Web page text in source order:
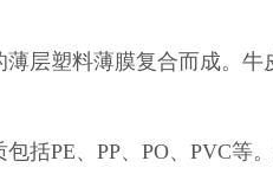
层塑料薄膜复合而成。
括PE、PP、PO、PVC